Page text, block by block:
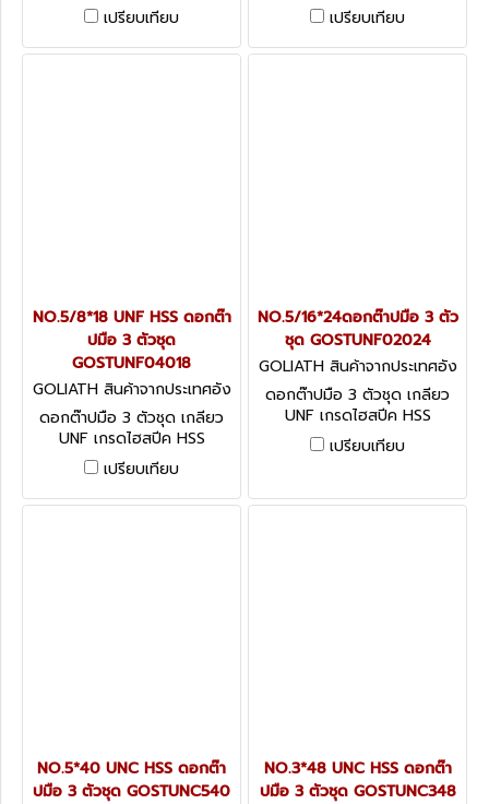
เปรียบเทียบ
เปรียบเทียบ
NO.5/8*18 UNF HSS ดอกต๊า
ปมือ 3 ตัวชุด
GOSTUNF04018
GOLIATH สินค้าจากประเทศอัง
กฤษ GOSTUNF04018
ดอกต๊าปมือ 3 ตัวชุด เกลียว
UNF เกรดไฮสปีค HSS
เปรียบเทียบ
NO.5/16*24ดอกต๊าปมือ 3 ตัว
ชุด GOSTUNF02024
GOLIATH สินค้าจากประเทศอัง
กฤษ GOSTUNF02024
ดอกต๊าปมือ 3 ตัวชุด เกลียว
UNF เกรดไฮสปีค HSS
เปรียบเทียบ
NO.5*40 UNC HSS ดอกต๊า
ปมือ 3 ตัวชุด GOSTUNC540
NO.3*48 UNC HSS ดอกต๊า
ปมือ 3 ตัวชุด GOSTUNC348